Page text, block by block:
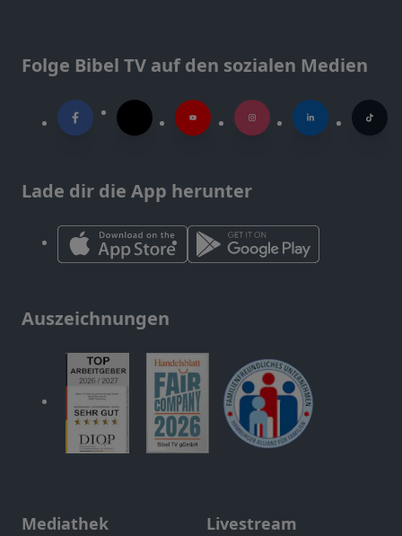
Folge Bibel TV auf den sozialen Medien
Lade dir die App herunter
Auszeichnungen
Mediathek Livestream